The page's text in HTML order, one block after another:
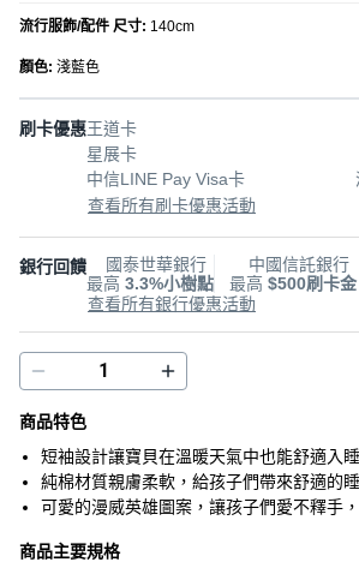
流行服飾/配件 尺寸: 140cm
顏色: 淺藍色
刷卡優惠王道卡
星展卡
中信LINE Pay Visa卡
查看所有刷卡優惠活動
銀行回饋
國泰世華銀行
最高 3.3%小樹點
中國信託銀行
最高 $500刷卡金
查看所有銀行優惠活動
商品特色
短袖設計讓寶貝在溫暖天氣中也能舒適入
純棉材質親膚柔軟，給孩子們帶來舒適的
可愛的漫威英雄圖案，讓孩子們愛不釋手
商品主要規格